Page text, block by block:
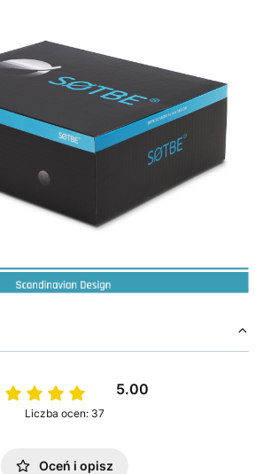
5.00
Liczba ocen: 37
Oceń i opisz